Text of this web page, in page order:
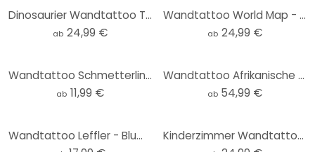
Dinosaurier Wandtattoo T-Rex: Das wilde Gesicht der Urzeit - Jaszke - Rund
ab 24,99 €
Wandtattoo World Map - Braun - Rund
ab 24,99 €
Wandtattoo Schmetterlinge handgezeichnet braun 3-teilig
ab 11,99 €
Wandtattoo Afrikanische Tiere Set - Kvilis (16tlg.)
ab 54,99 €
Wandtattoo Leffler - Blumenfrauen Kinderzimmer Wandtattoo Oliver Robins - Niedliche Tiere im Wald - Rund